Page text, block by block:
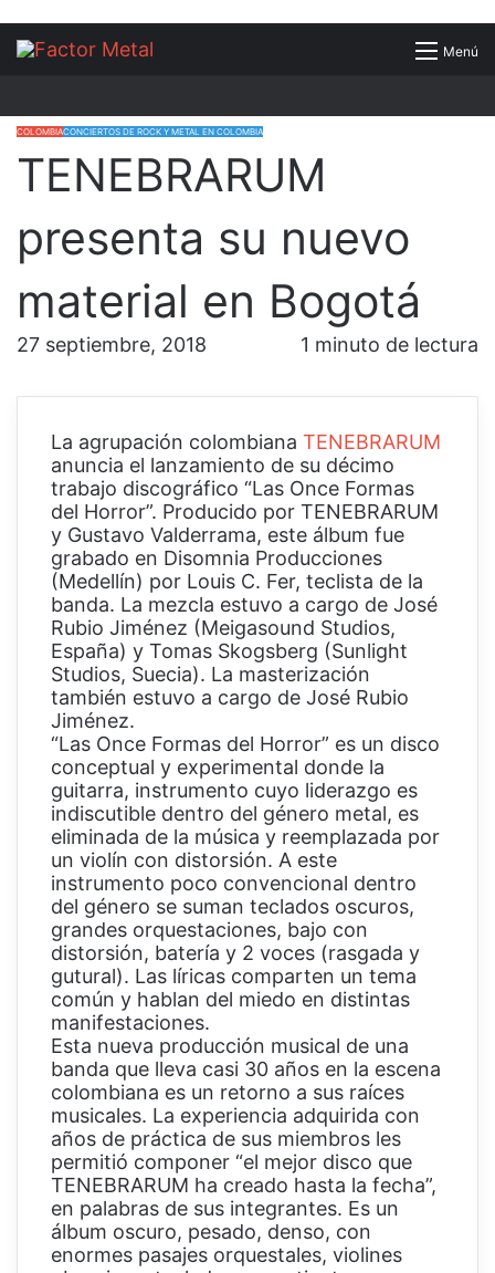
Menú
Buscar
COLOMBIACONCIERTOS DE ROCK Y METAL EN COLOMBIA
TENEBRARUM
presenta su nuevo
material en Bogotá
27 septiembre, 2018 1 minuto de lectura
La agrupación colombiana TENEBRARUM
anuncia el lanzamiento de su décimo
trabajo discográfico “Las Once Formas
del Horror”. Producido por TENEBRARUM
y Gustavo Valderrama, este álbum fue
grabado en Disomnia Producciones
(Medellín) por Louis C. Fer, teclista de la
banda. La mezcla estuvo a cargo de José
Rubio Jiménez (Meigasound Studios,
España) y Tomas Skogsberg (Sunlight
Studios, Suecia). La masterización
también estuvo a cargo de José Rubio
Jiménez.
“Las Once Formas del Horror” es un disco
conceptual y experimental donde la
guitarra, instrumento cuyo liderazgo es
indiscutible dentro del género metal, es
eliminada de la música y reemplazada por
un violín con distorsión. A este
instrumento poco convencional dentro
del género se suman teclados oscuros,
grandes orquestaciones, bajo con
distorsión, batería y 2 voces (rasgada y
gutural). Las líricas comparten un tema
común y hablan del miedo en distintas
manifestaciones.
Esta nueva producción musical de una
banda que lleva casi 30 años en la escena
colombiana es un retorno a sus raíces
musicales. La experiencia adquirida con
años de práctica de sus miembros les
permitió componer “el mejor disco que
TENEBRARUM ha creado hasta la fecha”,
en palabras de sus integrantes. Es un
álbum oscuro, pesado, denso, con
enormes pasajes orquestales, violines